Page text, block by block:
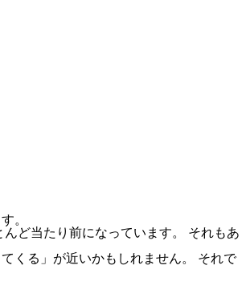
。
ど当たり前になっています。 それもあ
くる」が近いかもしれません。 それで